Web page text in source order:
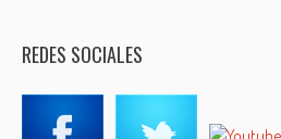
REDES SOCIALES